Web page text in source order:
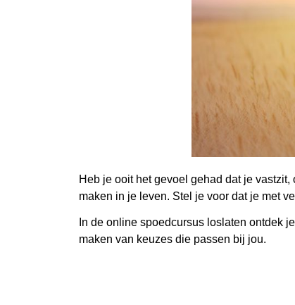
Heb je ooit het gevoel gehad dat je
maken in je leven. Stel je voor dat je met
In de online spoedcursus loslaten ontdek
maken van keuzes die passen bij jou.